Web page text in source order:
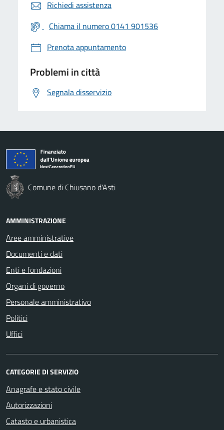
Richiedi assistenza
Chiama il numero 0141 901536
Prenota appuntamento
Problemi in città
Segnala disservizio
Comune di Chiusano d'Asti
AMMINISTRAZIONE
Aree amministrative
Documenti e dati
Enti e fondazioni
Organi di governo
Personale amministrativo
Politici
Uffici
CATEGORIE DI SERVIZIO
Anagrafe e stato civile
Autorizzazioni
Catasto e urbanistica